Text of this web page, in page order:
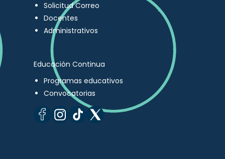
Solicitud Correo
Docentes
Administrativos
Educación Continua
Programas educativos
Convocatorias